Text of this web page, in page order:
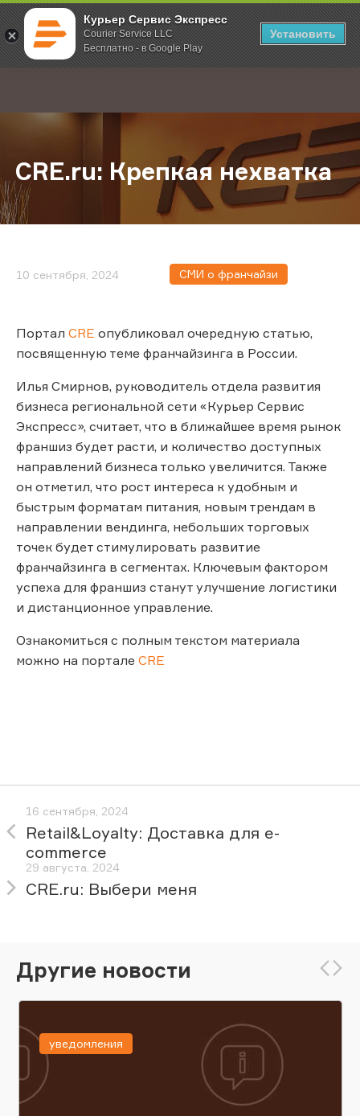
Курьер Сервис Экспресс
Courier Service LLC
Бесплатно - в Google Play
Установить
; Главная О компании Новости CRE.ru: Крепкая нехватка
CRE.ru: Крепкая нехватка
10 сентября, 2024 СМИ о франчайзи
Портал CRE опубликовал очередную статью,
посвященную теме франчайзинга в России.
Илья Смирнов, руководитель отдела развития
бизнеса региональной сети «Курьер Сервис
Экспресс», считает, что в ближайшее время рынок
франшиз будет расти, и количество доступных
направлений бизнеса только увеличится. Также
он отметил, что рост интереса к удобным и
быстрым форматам питания, новым трендам в
направлении вендинга, небольших торговых
точек будет стимулировать развитие
франчайзинга в сегментах. Ключевым фактором
успеха для франшиз станут улучшение логистики
и дистанционное управление.
Ознакомиться с полным текстом материала
можно на портале CRE
16 сентября, 2024
Retail&Loyalty: Доставка для e-
сommerce
29 августа, 2024
CRE.ru: Выбери меня
Другие новости
уведомления